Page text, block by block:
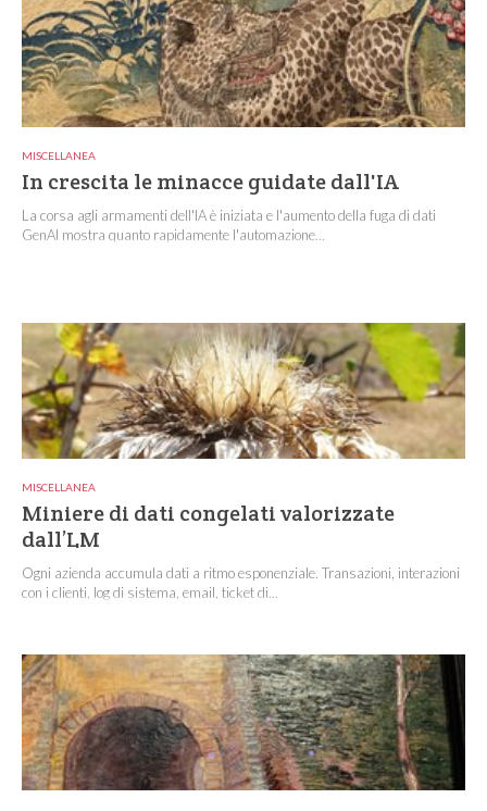
MISCELLANEA
In crescita le minacce guidate dall'IA
La corsa agli armamenti dell'IA è iniziata e l'aumento della fuga di dati
GenAI mostra quanto rapidamente l'automazione...
MISCELLANEA
Miniere di dati congelati valorizzate
dall’LM
Ogni azienda accumula dati a ritmo esponenziale. Transazioni, interazioni
con i clienti, log di sistema, email, ticket di...